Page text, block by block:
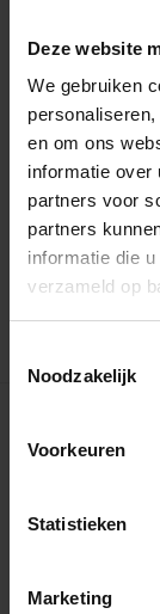
Deze website
We gebruiken
en om ons
informatie over
partners voor
partners
informatie die
verzameld op
Noodzakelijk
Voorkeuren
Statistieken
Marketing